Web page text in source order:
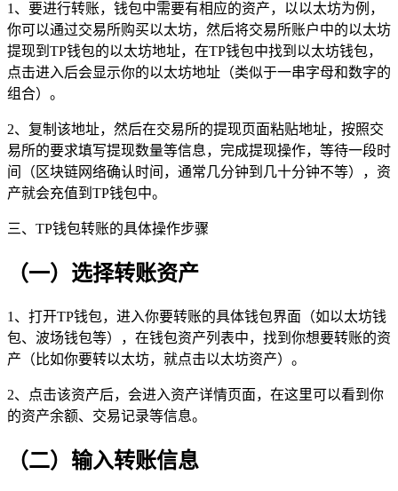
1、要进行转账，钱包中需要有相应的资产，以以太坊为例，
你可以通过交易所购买以太坊，然后将交易所账户中的以太坊
提现到TP钱包的以太坊地址，在TP钱包中找到以太坊钱包，
点击进入后会显示你的以太坊地址（类似于一串字母和数字的
组合）。
2、复制该地址，然后在交易所的提现页面粘贴地址，按照交
易所的要求填写提现数量等信息，完成提现操作，等待一段时
间（区块链网络确认时间，通常几分钟到几十分钟不等），资
产就会充值到TP钱包中。
三、TP钱包转账的具体操作步骤
（一）选择转账资产
1、打开TP钱包，进入你要转账的具体钱包界面（如以太坊钱
包、波场钱包等），在钱包资产列表中，找到你想要转账的资
产（比如你要转以太坊，就点击以太坊资产）。
2、点击该资产后，会进入资产详情页面，在这里可以看到你
的资产余额、交易记录等信息。
（二）输入转账信息